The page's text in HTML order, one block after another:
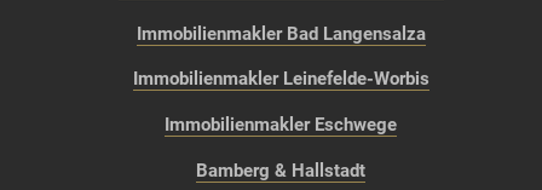
Immobilienmakler Bad Langensalza
Immobilienmakler Leinefelde-Worbis
Immobilienmakler Eschwege
Bamberg & Hallstadt